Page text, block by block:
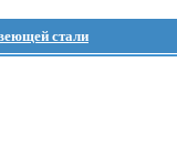
стали